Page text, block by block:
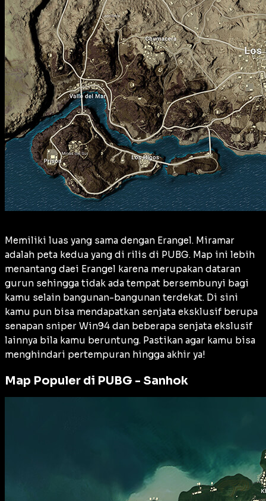
Memiliki luas yang sama dengan Erangel. Miramar
adalah peta kedua yang di rilis di PUBG. Map ini lebih
menantang daei Erangel karena merupakan dataran
gurun sehingga tidak ada tempat bersembunyi bagi
kamu selain bangunan-bangunan terdekat. Di sini
kamu pun bisa mendapatkan senjata eksklusif berupa
senapan sniper Win94 dan beberapa senjata ekslusif
lainnya bila kamu beruntung. Pastikan agar kamu bisa
menghindari pertempuran hingga akhir ya!
Map Populer di PUBG - Sanhok